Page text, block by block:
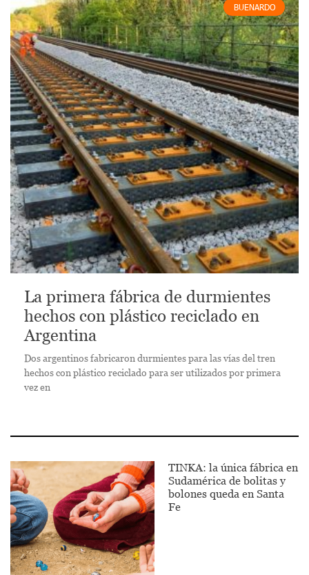
BUENARDO
La primera fábrica de durmientes
hechos con plástico reciclado en
Argentina
Dos argentinos fabricaron durmientes para las vías del tren
hechos con plástico reciclado para ser utilizados por primera
vez en
TINKA: la única fábrica en
Sudamérica de bolitas y
bolones queda en Santa
Fe